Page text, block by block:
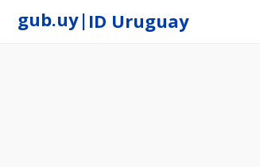
gub.uy| ID Uruguay